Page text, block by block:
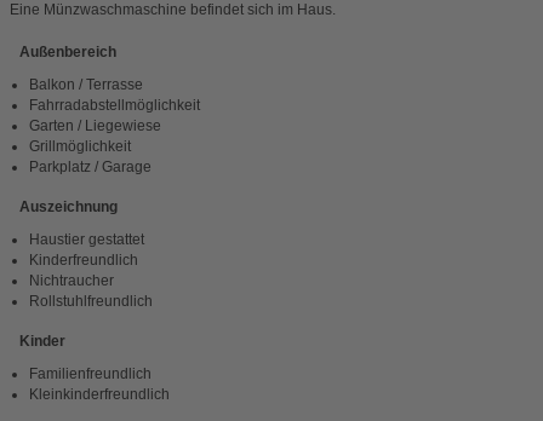
Eine Münzwaschmaschine befindet sich im Haus.
Außenbereich
Balkon / Terrasse
Fahrradabstellmöglichkeit
Garten / Liegewiese
Grillmöglichkeit
Parkplatz / Garage
Auszeichnung
Haustier gestattet
Kinderfreundlich
Nichtraucher
Rollstuhlfreundlich
Kinder
Familienfreundlich
Kleinkinderfreundlich